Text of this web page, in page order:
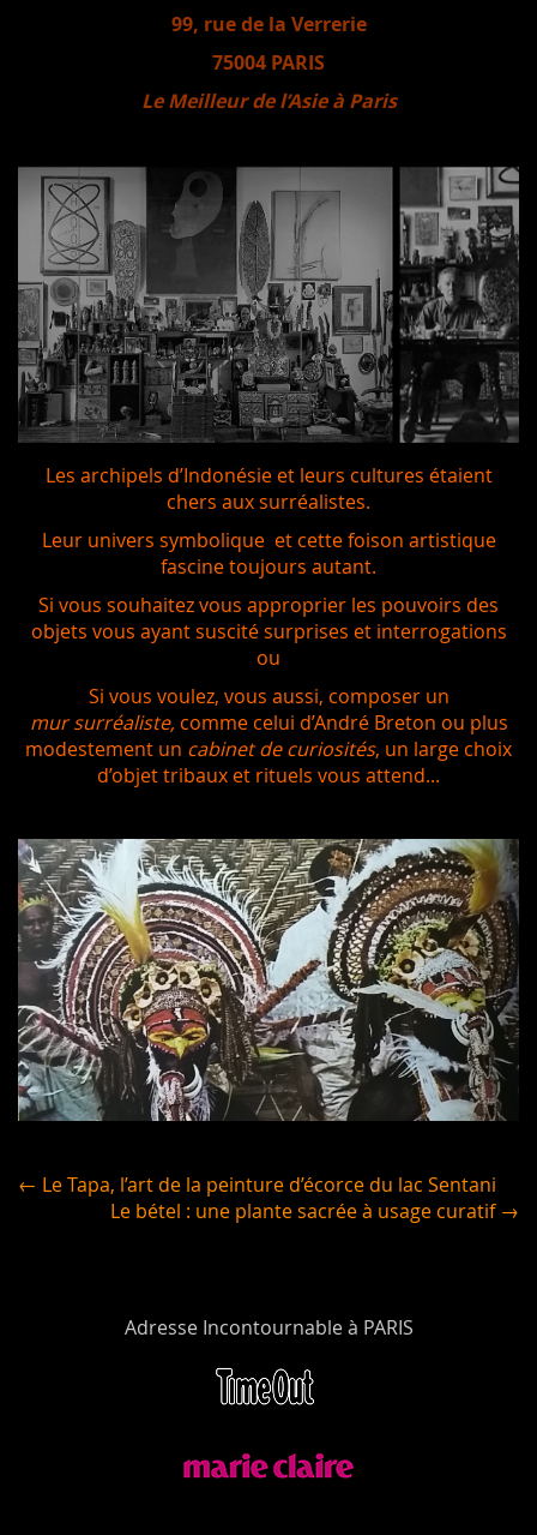
99, rue de la Verrerie
75004 PARIS
Le Meilleur de l’Asie à Paris
Les archipels d’Indonésie et leurs cultures étaient
chers aux surréalistes.
Leur univers symbolique et cette foison artistique
fascine toujours autant.
Si vous souhaitez vous approprier les pouvoirs des
objets vous ayant suscité surprises et interrogations
ou
Si vous voulez, vous aussi, composer un
mur surréaliste,comme celui d’André Breton ou plus
modestement un cabinet de curiosités, un large choix
d’objet tribaux et rituels vous attend...
← Le Tapa, l’art de la peinture d’écorce du lac Sentani
Le bétel : une plante sacrée à usage curatif →
Adresse Incontournable à PARIS